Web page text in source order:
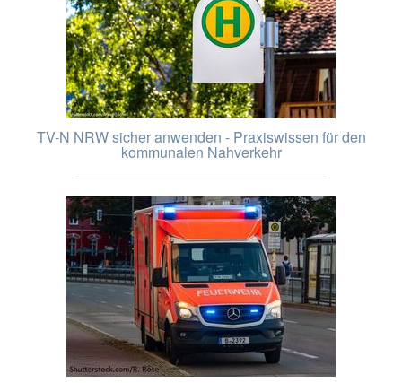
TV-N NRW sicher anwenden - Praxiswissen für den
kommunalen Nahverkehr